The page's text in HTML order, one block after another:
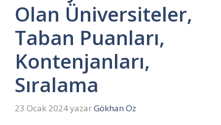
Olan Üniversiteler,
Taban Puanları,
Kontenjanları,
Sıralama
23 Ocak 2024yazarGökhan Öz